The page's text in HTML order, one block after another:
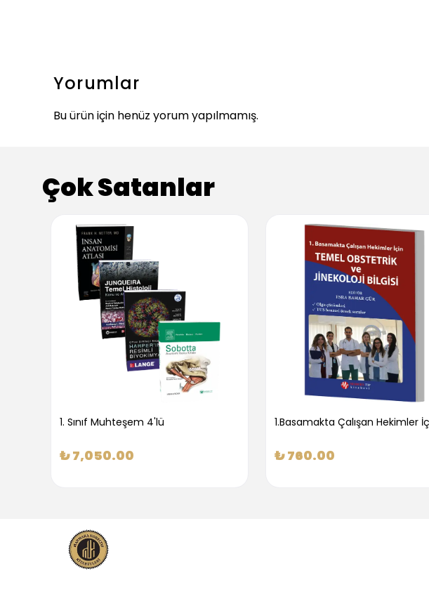
Yorumlar
Bu ürün için henüz yorum yapılmamış.
Çok Satanlar
1. Sınıf Muhteşem 4'lü
₺ 7,050.00 ₺ 760.00